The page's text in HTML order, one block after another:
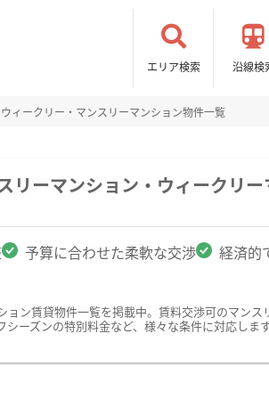
エリア検索 沿線検
ィークリー・マンスリーマンション物件一覧
リーマンション・ウィークリ
予算に合わせた柔軟な交渉 経済的
ン賃貸物件一覧を掲載中。賃料交渉可のマン
ーズンの特別料金など、様々な条件に対応し